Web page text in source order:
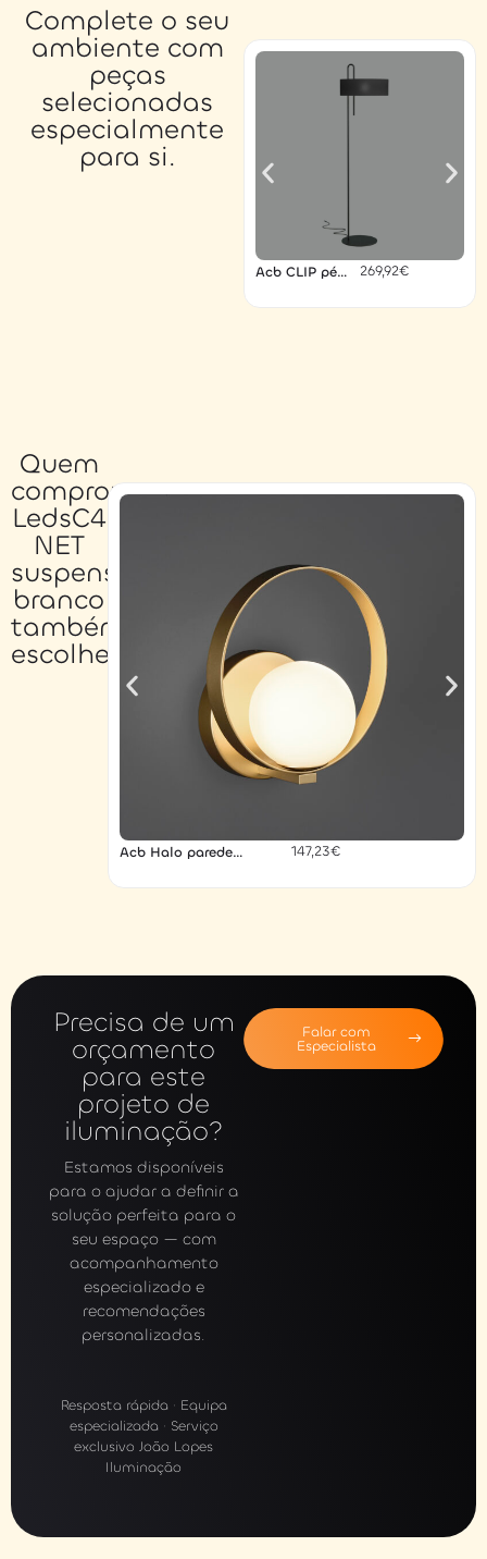
Complete o seu
ambiente com
peças
selecionadas
especialmente
para si.
Acb CLIP pé 269,92€
Quem
comprou
LedsC4
NET
suspenso
branco
também
escolheu…
Acb Halo parede 147,23€
Precisa de um
orçamento
para este
projeto de
iluminação?
Estamos disponíveis
para o ajudar a definir a
solução perfeita para o
seu espaço — com
acompanhamento
especializado e
recomendações
personalizadas.
Resposta rápida · Equipa
especializada · Serviço
exclusivo João Lopes
Iluminação
Falar com
Especialista